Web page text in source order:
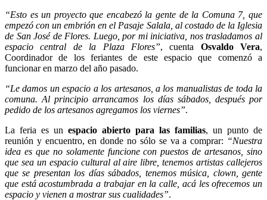
“Esto es un proyecto que encabezó la gente de la Comuna 7, que
empezó con un embrión en el Pasaje Salala, al costado de la Iglesia
de San José de Flores. Luego, por mi iniciativa, nos trasladamos al
espacio central de la Plaza Flores”, cuenta Osvaldo Vera,
Coordinador de los feriantes de este espacio que comenzó a
funcionar en marzo del año pasado.
“Le damos un espacio a los artesanos, a los manualistas de toda la
comuna. Al principio arrancamos los días sábados, después por
pedido de los artesanos agregamos los viernes”.
La feria es un espacio abierto para las familias, un punto de
reunión y encuentro, en donde no sólo se va a comprar: “Nuestra
idea es que no solamente funcione con puestos de artesanos, sino
que sea un espacio cultural al aire libre, tenemos artistas callejeros
que se presentan los días sábados, tenemos música, clown, gente
que está acostumbrada a trabajar en la calle, acá les ofrecemos un
espacio y vienen a mostrar sus cualidades”.